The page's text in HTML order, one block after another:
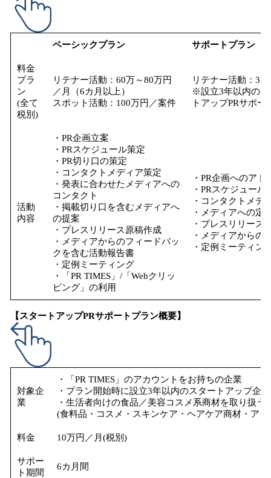
ベーシックプラン サポートプラン
料金
プラ
ン
(全て
税別)
リテナー活動：60万～80万円
／月（6カ月以上）
スポット活動：100万円／案件
リテナー活動：35
※設立3年以内のス
トアップPRサポ
活動
内容
・PR企画立案
・PRスケジュール策定
・PR切り口の策定
・コンタクトメディア策定
・発表に合わせたメディアへの
コンタクト
・掲載切り口を含むメディアへ
の提案
・プレスリリース原稿作成
・メディアからのフィードバッ
クを含む活動報告書
・定例ミーティング
・「PR TIMES」/「Webクリッ
ピング」の利用
・PR企画へのアド
・PRスケジュール
・コンタクトメデ
・メディアへの定
・プレスリリース
・メディアからの
・定例ミーティン
【スタートアップPRサポートプラン概要】
対象企
業
・「PR TIMES」のアカウントをお持ちの企業
・プラン開始時に設立3年以内のスタートアップ企業
・生活者向けの食品／美容コスメ系商材を取り扱う
(食料品・コスメ・スキンケア・ヘアケア商材・ア
料金 10万円／月(税別)
サポー
ト期間
6カ月間